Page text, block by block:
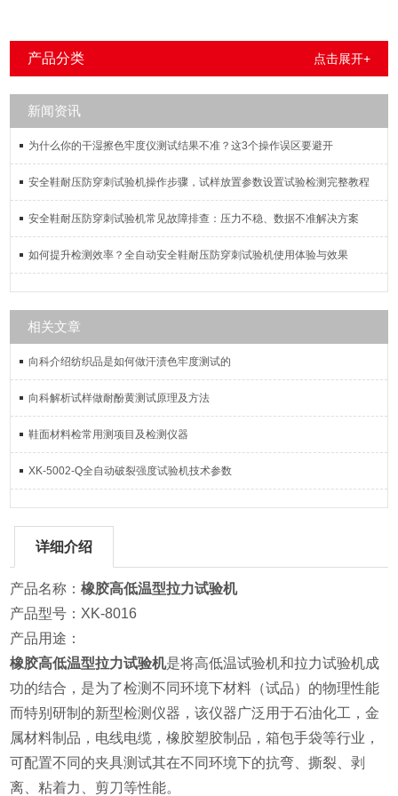
产品分类 点击展开+
新闻资讯
为什么你的干湿擦色牢度仪测试结果不准？这3个操作误区要避开
安全鞋耐压防穿刺试验机操作步骤，试样放置参数设置试验检测完整教程
安全鞋耐压防穿刺试验机常见故障排查：压力不稳、数据不准解决方案
如何提升检测效率？全自动安全鞋耐压防穿刺试验机使用体验与效果
相关文章
向科介绍纺织品是如何做汗渍色牢度测试的
向科解析试样做耐酚黄测试原理及方法
鞋面材料检常用测项目及检测仪器
XK-5002-Q全自动破裂强度试验机技术参数
详细介绍
产品名称：橡胶高低温型拉力试验机
产品型号：XK-8016
产品用途：
橡胶高低温型拉力试验机是将高低温试验机和拉力试验机成
功的结合，是为了检测不同环境下材料（试品）的物理性能
而特别研制的新型检测仪器，该仪器广泛用于石油化工，金
属材料制品，电线电缆，橡胶塑胶制品，箱包手袋等行业，
可配置不同的夹具测试其在不同环境下的抗弯、撕裂、剥
离、粘着力、剪刀等性能。